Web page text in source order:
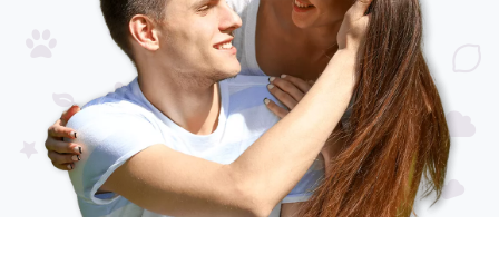
Женщине
Мужчине
Маме
Папе
Детям
Все родственники